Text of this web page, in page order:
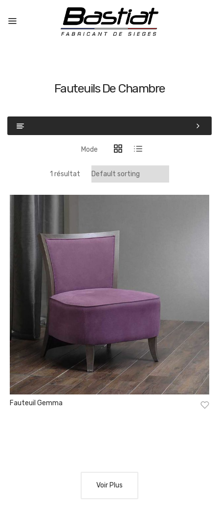
Fauteuils De Chambre
Mode
1 résultat
Fauteuil Gemma
Voir Plus